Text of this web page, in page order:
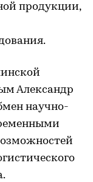
продукции,
Александр
научно-